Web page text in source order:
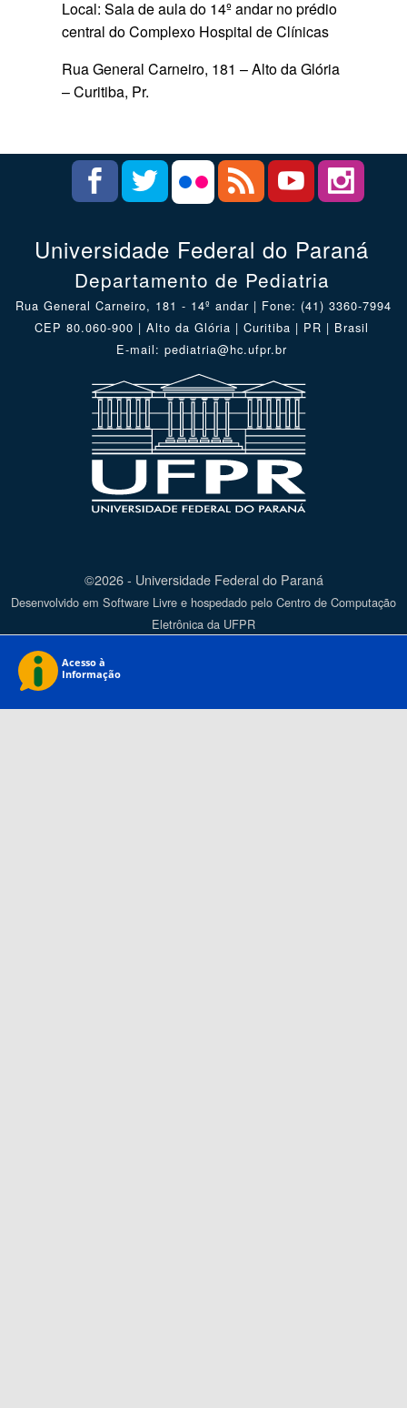
Local: Sala de aula do 14º andar no prédio
central do Complexo Hospital de Clínicas
Rua General Carneiro, 181 – Alto da Glória
– Curitiba, Pr.
Universidade Federal do Paraná
Departamento de Pediatria
Rua General Carneiro, 181 - 14º andar | Fone: (41) 3360-7994
CEP 80.060-900 | Alto da Glória | Curitiba | PR | Brasil
E-mail: pediatria@hc.ufpr.br
©2026 - Universidade Federal do Paraná
Desenvolvido em Software Livre e hospedado pelo Centro de Computação
Eletrônica da UFPR